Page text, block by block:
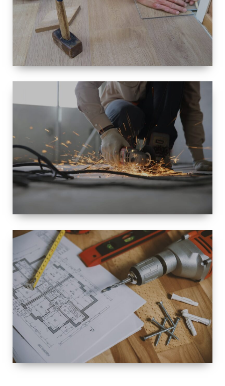
TAILLE
PETITE À
GRANDE
RÉNOVATION
ESPACE
RÉNOVATION
INTÉRIEURE ET
EXTÉRIEURE